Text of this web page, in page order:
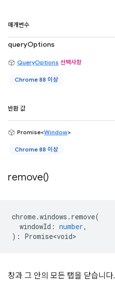
매개변수
queryOptions
QueryOptions 선택사항
Chrome 88 이상
반환 값
Promise<Window>
Chrome 88 이상
remove()
chrome.windows . remove(
windowId : number,
) : Promise<void>
창과 그 안의 모든 탭을 닫습니다.